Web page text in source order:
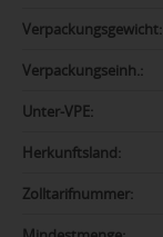
Verpackungsgewicht:
Verpackungseinh.:
Unter-VPE:
Herkunftsland:
Zolltarifnummer: